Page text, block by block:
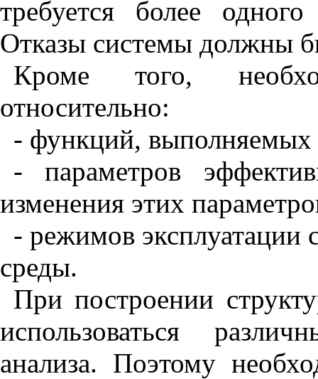
требуется более
Отказы системы должны
Кроме того,
относительно:
- функций, выполняемых
- параметров
изменения этих
- режимов
среды.
При построении
использоваться
анализа. Поэтому